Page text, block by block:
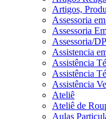
Artigos,
Assessoria
Assessoria
Assessoria/
Assistencia
Assistência
Assistência
Assistência
Ateliê
Ateliê de
Aulas